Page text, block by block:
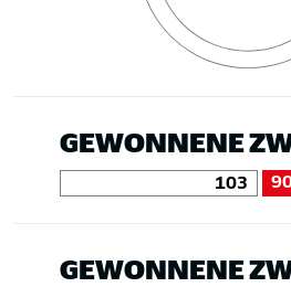
GEWONNENE
103
GEWONNENE